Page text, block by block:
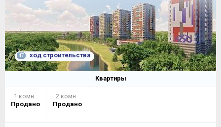
47 ход строительства
Квартиры
1 комн.
Продано
2 комн.
Продано